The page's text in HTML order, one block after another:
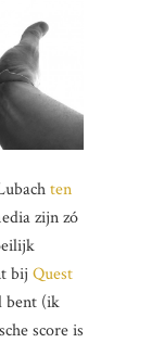
ten
zijn zó
bij Quest
bent (ik
score is